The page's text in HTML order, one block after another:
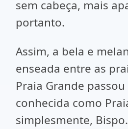
sem cabeça, mais
portanto.
Assim, a bela e
enseada entre as
Praia Grande
conhecida como
simplesmente,